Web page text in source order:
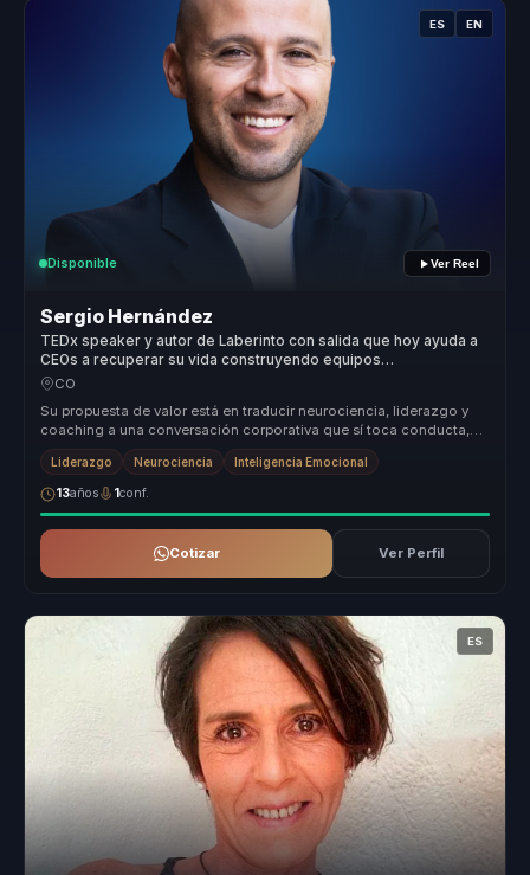
ES EN
Disponible Ver Reel
Sergio Hernández
TEDx speaker y autor de Laberinto con salida que hoy ayuda a
CEOs a recuperar su vida construyendo equipos
independientes.
CO
Su propuesta de valor está en traducir neurociencia, liderazgo y
coaching a una conversación corporativa que sí toca conducta,
decisiones...
Liderazgo Neurociencia Inteligencia Emocional
13años 1conf.
Cotizar Ver Perfil
ES